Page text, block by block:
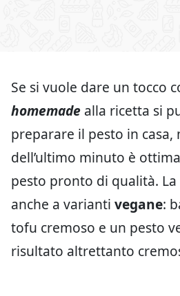
Se si vuole dare un tocco
homemade alla ricetta si
preparare il pesto in casa,
dell’ultimo minuto è
pesto pronto di qualità.
anche a varianti vegane:
tofu cremoso e un pesto
risultato altrettanto